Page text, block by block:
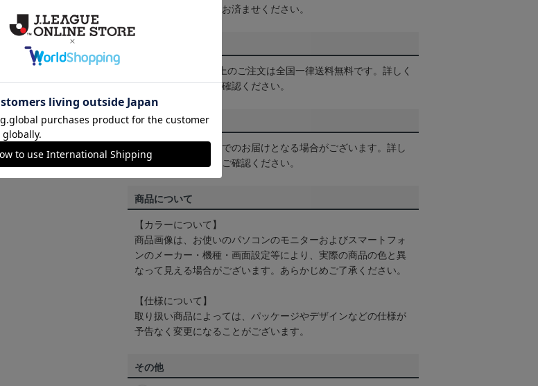
めにご購入手続きをお済ませください。
3,980円（税込）以上のご注文は全国一律送料無料です。詳しく
はヘルプページをご確認ください。
配送方法について
一部商品はメール便でのお届けとなる場合がございます。詳し
くは
ヘルプページ をご確認ください。
商品について
【カラーについて】
商品画像は、お使いのパソコンのモニターおよびスマートフォ
ンのメーカー・機種・画面設定等により、実際の商品の色と異
なって見える場合がございます。あらかじめご了承ください。
【仕様について】
取り扱い商品によっては、パッケージやデザインなどの仕様が
予告なく変更になることがございます。
その他